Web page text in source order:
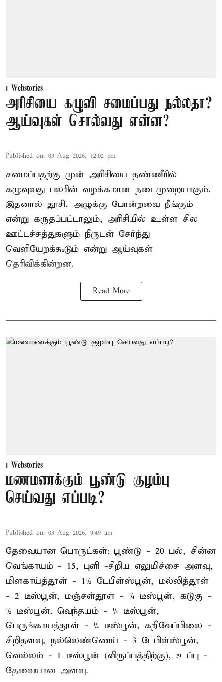
Webstories
அரிசியை கழுவி சமைப்பது நல்லதா?
ஆய்வுகள் சொல்வது என்ன?
Published on: 03 Aug 2026, 12:02 pm
சமைப்பதற்கு முன் அரிசியை தண்ணீரில்
கழுவுவது பலரின் வழக்கமான நடைமுறையாகும்.
இதனால் தூசி, அழுக்கு போன்றவை நீங்கும்
என்று கருதப்பட்டாலும், அரிசியில் உள்ள சில
ஊட்டச்சத்துகளும் நீருடன் சேர்ந்து
வெளியேறக்கூடும் என்று ஆய்வுகள்
தெரிவிக்கின்றன.
Read More
Webstories
மணமணக்கும் பூண்டு குழம்பு
செய்வது எப்படி?
Published on: 03 Aug 2026, 9:49 am
தேவையான பொருட்கள்: பூண்டு - 20 பல், சின்ன
வெங்காயம் - 15, புளி -சிறிய எலுமிச்சை அளவு,
மிளகாய்த்தூள் - 1½ டேபிள்ஸ்பூன், மல்லித்தூள்
- 2 டீஸ்பூன், மஞ்சள்தூள் - ¼ டீஸ்பூன், கடுகு -
½ டீஸ்பூன், வெந்தயம் - ¼ டீஸ்பூன்,
பெருங்காயத்தூள் - ¼ டீஸ்பூன், கறிவேப்பிலை -
சிறிதளவு, நல்லெண்ணெய் - 3 டேபிள்ஸ்பூன்,
வெல்லம் - 1 டீஸ்பூன் (விருப்பத்திற்கு), உப்பு -
தேவையான அளவு.